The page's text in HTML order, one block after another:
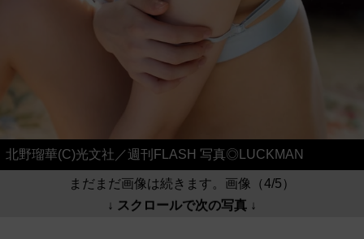
北野瑠華(C)光文社／週刊FLASH 写真◎LUCKMAN
まだまだ画像は続きます。画像（4/5）
↓ スクロールで次の写真 ↓